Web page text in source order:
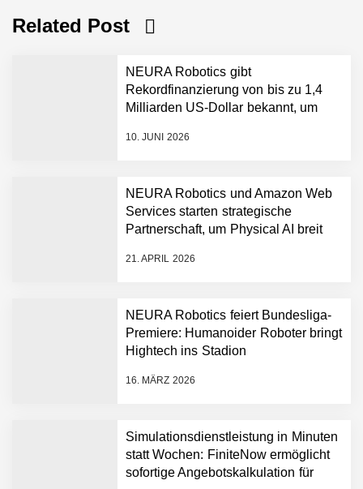
Related Post
NEURA Robotics gibt
Rekordfinanzierung von bis zu 1,4
Milliarden US-Dollar bekannt, um
Physical-AI-Plattform zu
10. JUNI 2026
NEURA Robotics und Amazon Web
Services starten strategische
Partnerschaft, um Physical AI breit
21. APRIL 2026
NEURA Robotics feiert Bundesliga-
Premiere: Humanoider Roboter bringt
Hightech ins Stadion
16. MÄRZ 2026
Simulationsdienstleistung in Minuten
statt Wochen: FiniteNow ermöglicht
sofortige Angebotskalkulation für
NEURA Robotics gibt
Rekordfinanzierung von
Dollar bekannt, um den
Plattform zu beschleunigen
Amazon Web Services
starten strategische
AI breit auszurollen
Humanoider Roboter bringt
Hightech ins Stadion
Simulationsdienstleistung in
Minuten statt Wochen: